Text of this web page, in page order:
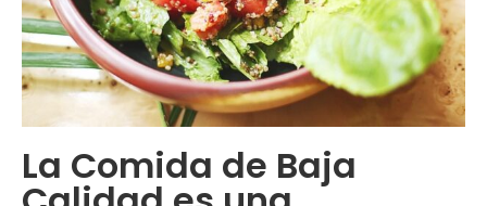
La Comida de Baja